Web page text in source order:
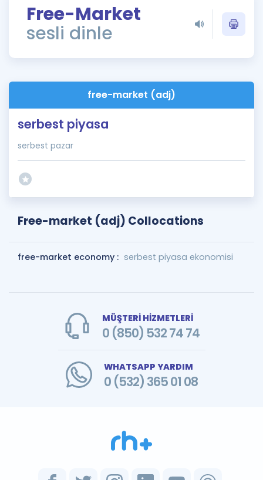
ÖSYM Sınav Takvimi
Kampanyalar
İngilizce Gramer
Free-Market
sesli dinle
free-market (adj)
serbest piyasa
serbest pazar
Free-market (adj) Collocations
free-market economy : serbest piyasa ekonomisi
MÜŞTERİ HİZMETLERİ
0 (850) 532 74 74
WHATSAPP YARDIM
0 (532) 365 01 08